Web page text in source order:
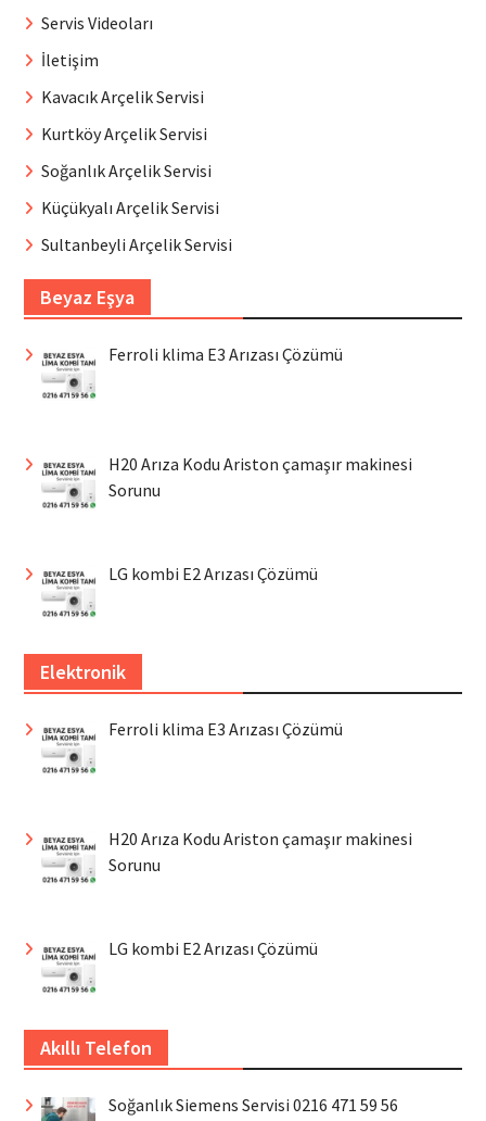
Servis Videoları
İletişim
Kavacık Arçelik Servisi
Kurtköy Arçelik Servisi
Soğanlık Arçelik Servisi
Küçükyalı Arçelik Servisi
Sultanbeyli Arçelik Servisi
Beyaz Eşya
Ferroli klima E3 Arızası Çözümü
H20 Arıza Kodu Ariston çamaşır makinesi
Sorunu
LG kombi E2 Arızası Çözümü
Elektronik
Ferroli klima E3 Arızası Çözümü
H20 Arıza Kodu Ariston çamaşır makinesi
Sorunu
LG kombi E2 Arızası Çözümü
Akıllı Telefon
Soğanlık Siemens Servisi 0216 471 59 56